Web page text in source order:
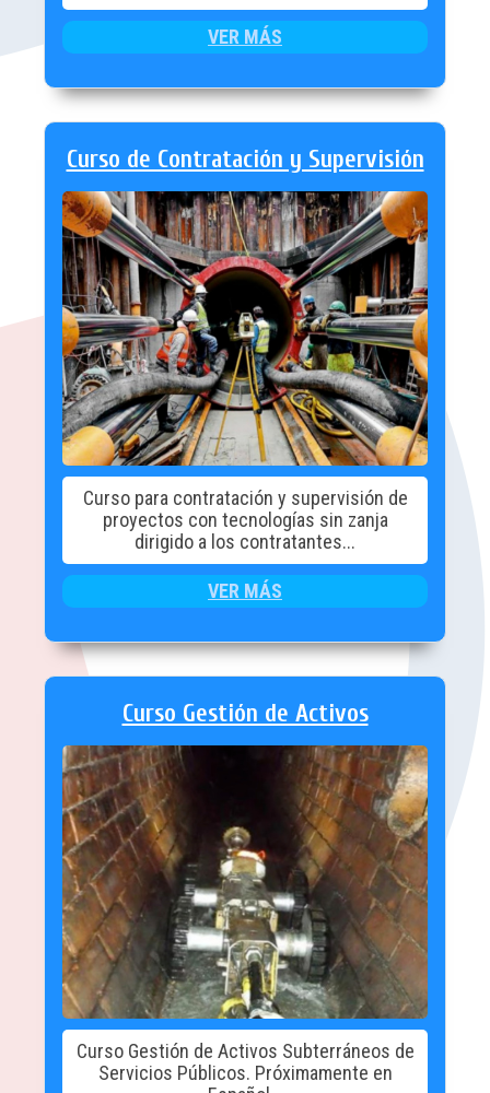
VER MÁS
Curso de Contratación y Supervisión
Curso para contratación y supervisión de
proyectos con tecnologías sin zanja
dirigido a los contratantes...
VER MÁS
Curso Gestión de Activos
Curso Gestión de Activos Subterráneos de
Servicios Públicos. Próximamente en